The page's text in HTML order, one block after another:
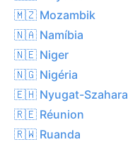
🇲🇿 Mozambik
🇳🇦 Namíbia
🇳🇪 Niger
🇳🇬 Nigéria
🇪🇭 Nyugat-Szahara
🇷🇪 Réunion
🇷🇼 Ruanda